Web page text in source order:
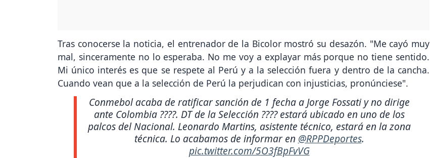
Tras conocerse la noticia, el entrenador de la Bicolor mostró su desazón. "Me cayó muy
mal, sinceramente no lo esperaba. No me voy a explayar más porque no tiene sentido.
Mi único interés es que se respete al Perú y a la selección fuera y dentro de la cancha.
Cuando vean que a la selección de Perú la perjudican con injusticias, pronúnciese".
Conmebol acaba de ratificar sanción de 1 fecha a Jorge Fossati y no dirige
ante Colombia ????. DT de la Selección ???? estará ubicado en uno de los
palcos del Nacional. Leonardo Martins, asistente técnico, estará en la zona
técnica. Lo acabamos de informar en @RPPDeportes.
pic.twitter.com/5O3fBpFvVG